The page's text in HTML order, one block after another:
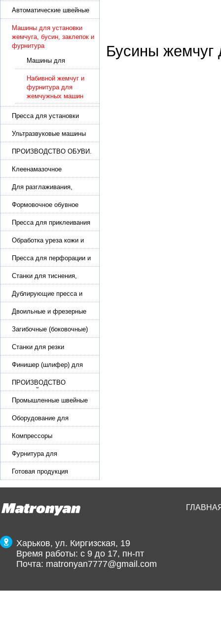
Автоматические швейные
машины с программным
управлением
Машины для установки
жемчуга, бусин, заклепок и
фурнитура
Машины для
установки жемчуга,
шипов и заклепок
Набивной жемчуг и
фурнитура для
жемчужных машин
Пресса для установки
фурнитуры: блочка,
люверсы, петля
Ультразвуковые машины
для сварки
ПРОИЗВОДСТВО ОБУВИ.
Машины для изготовления
обуви
Клеенамазочное
оборудование и активаторы
клея
Для разглаживания,
разбивания и герметизации
шва
Формовочное обувное
оборудование
Пресса для приклеивания
подошвы и прибивки
каблука
Обработка уреза кожи и
покрасочные камеры
Пресса для перфорации и
тиснения
Станки для тиснения,
нанесения логотипа и
нумераторы
Дублирующие пресса и
утюги для разглаживания
кожи
Двоильные и фрезерные
машины для слоения и
фрезерования кожи
Загибочные (боковочные)
машины для стельки,
кошельков, сумок
Станки для резки
кожи.Станки для резки
стропы
Финишер (шлифер) для
обуви
ПРОИЗВОДСТВО
РЕМНЕЙ, СУМОК,
КОЖГАЛАНТЕРЕИ
Промышленные швейные
машины для кожи, обуви
Оборудование для
производства и резки
эластичной ленты и стропы
Компрессоры
Фурнитура для
производства ремней
Готовая продукция
Бусины
Харьков, ул. Киргизская, 19
Время работы: с 9 до 17, пн-пт
Почта: matronyan7777@gmail.com